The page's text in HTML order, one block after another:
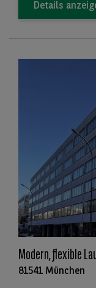
Details
Modern, flexible
81541 München